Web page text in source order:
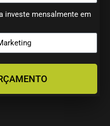
investe mensalmente em